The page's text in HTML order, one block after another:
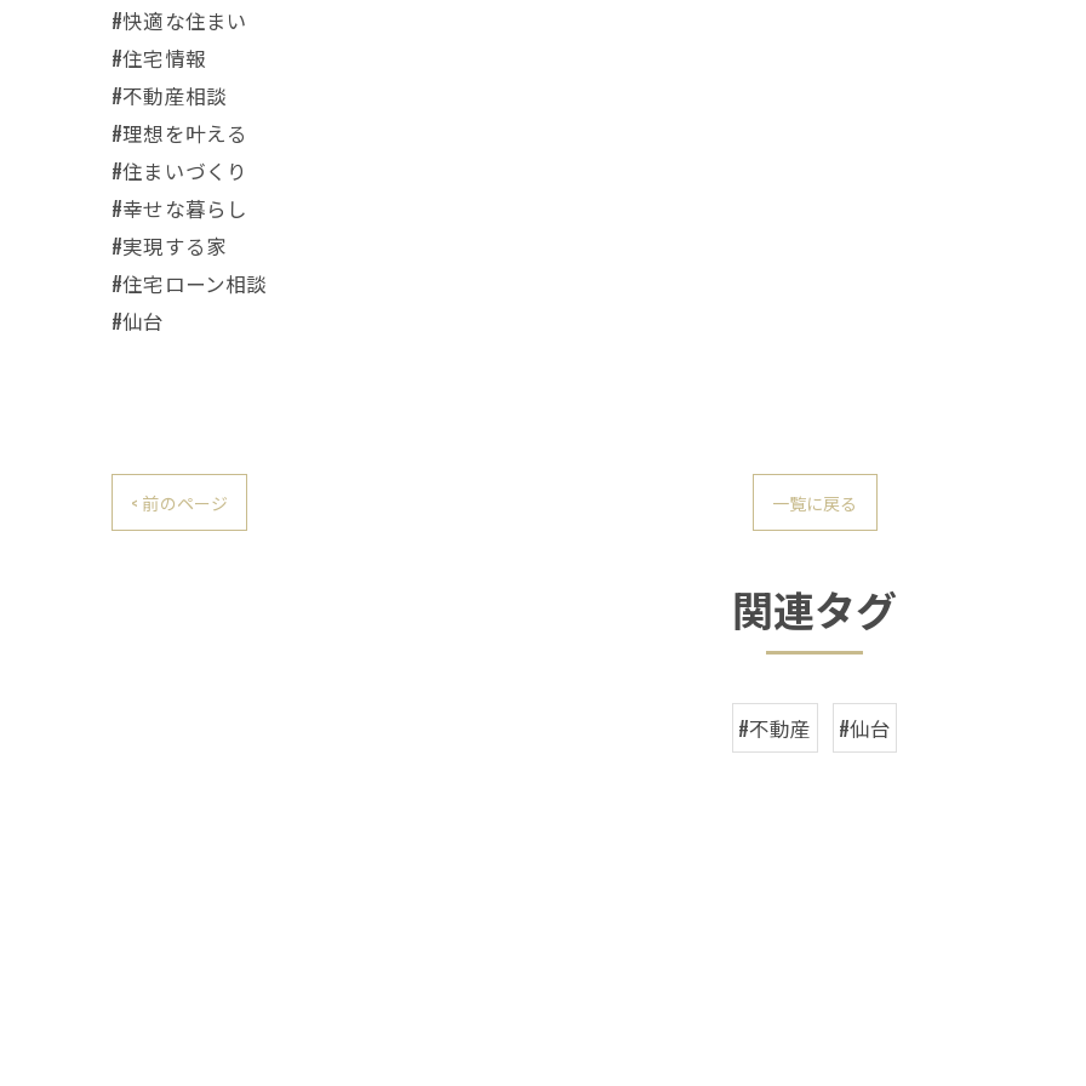
#快適な住まい
#住宅情報
#不動産相談
#理想を叶える
#住まいづくり
#幸せな暮らし
#実現する家
#住宅ローン相談
#仙台
< 前のページ 一覧に戻る
関連タグ
#不動産 #仙台